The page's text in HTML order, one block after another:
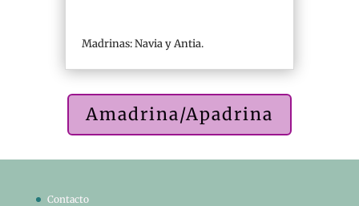
Madrinas: Navia y Antia.
Amadrina/Apadrina
Contacto